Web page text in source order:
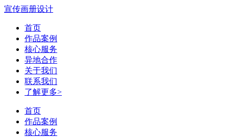
宣传画册设计
首页
作品案例
核心服务
异地合作
关于我们
联系我们
了解更多>
首页
作品案例
核心服务